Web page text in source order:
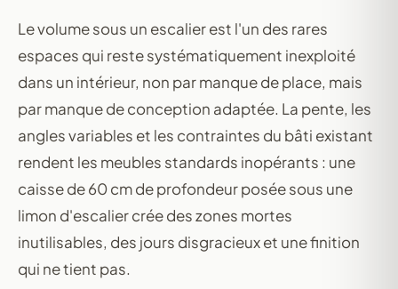
Le volume sous un escalier est l'un des rares
espaces qui reste systématiquement inexploité
dans un intérieur, non par manque de place, mais
par manque de conception adaptée. La pente, les
angles variables et les contraintes du bâti existant
rendent les meubles standards inopérants : une
caisse de 60 cm de profondeur posée sous une
limon d'escalier crée des zones mortes
inutilisables, des jours disgracieux et une finition
qui ne tient pas.